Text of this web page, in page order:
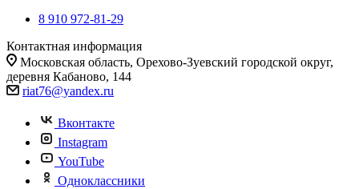
8 910 972-81-29
Контактная информация
Московская область, Орехово-Зуевский городской округ,
деревня Кабаново, 144
riat76@yandex.ru
Вконтакте
Instagram
YouTube
Одноклассники